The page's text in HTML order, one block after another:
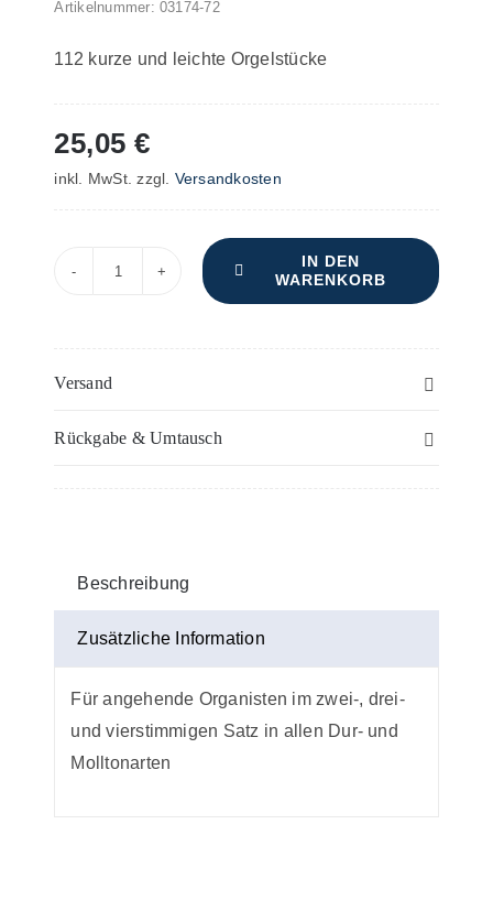
Artikelnummer: 03174-72
112 kurze und leichte Orgelstücke
25,05 €
inkl. MwSt. zzgl. Versandkosten
Vademecum
IN DEN
WARENKORB
Versand
Rückgabe & Umtausch
Beschreibung
Zusätzliche Information
Für angehende Organisten im zwei-, drei-
und vierstimmigen Satz in allen Dur- und
Molltonarten